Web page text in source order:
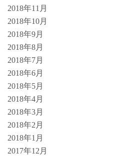
2018年11月
2018年10月
2018年9月
2018年8月
2018年7月
2018年6月
2018年5月
2018年4月
2018年3月
2018年2月
2018年1月
2017年12月